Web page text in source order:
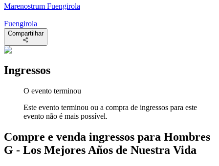
Marenostrum Fuengirola
Fuengirola
Compartilhar
Ingressos
O evento terminou
Este evento terminou ou a compra de ingressos para este
evento não é mais possível.
Compre e venda ingressos para Hombres
G - Los Mejores Años de Nuestra Vida